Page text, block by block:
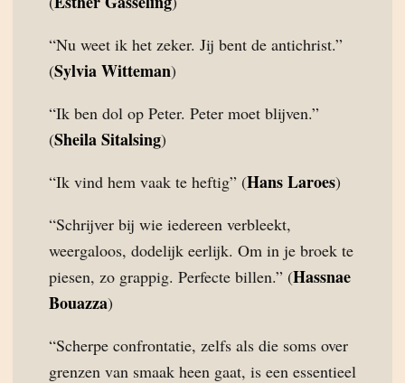
“Nu weet ik het zeker. Jij bent de antichrist.”
(Sylvia Witteman)
“Ik ben dol op Peter. Peter moet blijven.”
(Sheila Sitalsing)
“Ik vind hem vaak te heftig” (Hans Laroes)
“Schrijver bij wie iedereen verbleekt,
weergaloos, dodelijk eerlijk. Om in je broek te
piesen, zo grappig. Perfecte billen.” (Hassnae
Bouazza)
“Scherpe confrontatie, zelfs als die soms over
grenzen van smaak heen gaat, is een essentieel